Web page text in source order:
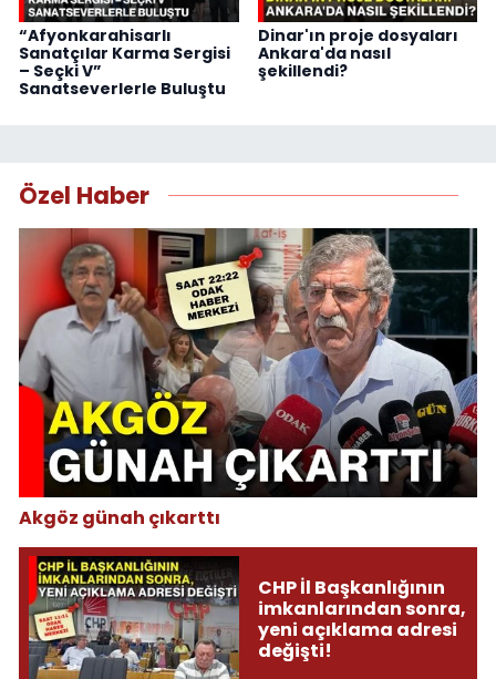
“Afyonkarahisarlı
Sanatçılar Karma Sergisi
– Seçki V”
Sanatseverlerle Buluştu
Dinar'ın proje dosyaları
Ankara'da nasıl
şekillendi?
Özel Haber
Akgöz günah çıkarttı
CHP İl Başkanlığının
imkanlarından sonra,
yeni açıklama adresi
değişti!